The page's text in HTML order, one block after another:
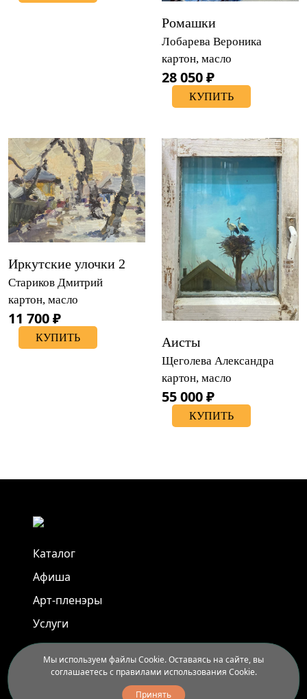
Ромашки
Лобарева Вероника
картон, масло
28 050 ₽
КУПИТЬ
Иркутские улочки 2
Стариков Дмитрий
картон, масло
11 700 ₽
КУПИТЬ Аисты
Щеголева Александра
картон, масло
55 000 ₽
КУПИТЬ
Каталог
Афиша
Арт-пленэры
Услуги
Новости
Мы используем файлы Cookie. Оставаясь на сайте, вы
соглашаетесь с правилами использования Cookie.
Принять